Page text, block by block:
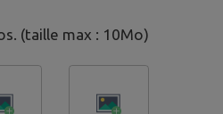
(taille max : 10Mo)